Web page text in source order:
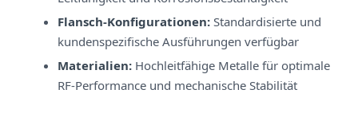
Flansch-Konfigurationen: Standardisierte und
kundenspezifische Ausführungen verfügbar
Materialien: Hochleitfähige Metalle für optimale
RF-Performance und mechanische Stabilität